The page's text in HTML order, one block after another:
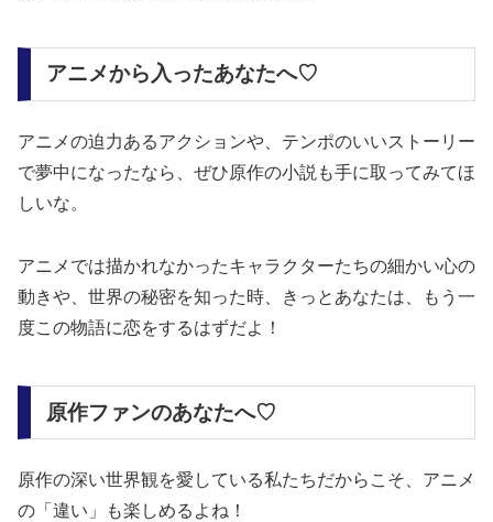
アニメから入ったあなたへ♡
アニメの迫力あるアクションや、テンポのいいストーリー
で夢中になったなら、ぜひ原作の小説も手に取ってみてほ
しいな。
アニメでは描かれなかったキャラクターたちの細かい心の
動きや、世界の秘密を知った時、きっとあなたは、もう一
度この物語に恋をするはずだよ！
原作ファンのあなたへ♡
原作の深い世界観を愛している私たちだからこそ、アニメ
の「違い」も楽しめるよね！